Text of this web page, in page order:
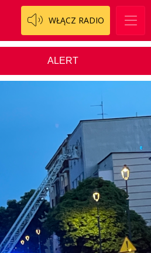
WŁĄCZ RADIO
ALERT
CIEKAWOSTKI
KOSCIÓŁ
NA DROGACH
POMOC
SZUKAM / ZNALEZIONO / POMOC
INNE